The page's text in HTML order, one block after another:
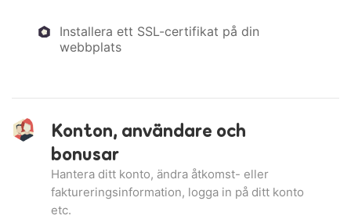
Installera ett SSL-certifikat på din
webbplats
Konton, användare och
bonusar
Hantera ditt konto, ändra åtkomst- eller
faktureringsinformation, logga in på ditt konto
etc.